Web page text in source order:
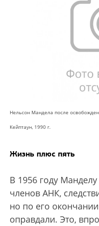
Нельсон Мандела после
Кейптаун, 1990 г.
Жизнь плюс пять
В 1956 году
членов АНК,
но по его
оправдали. Это,